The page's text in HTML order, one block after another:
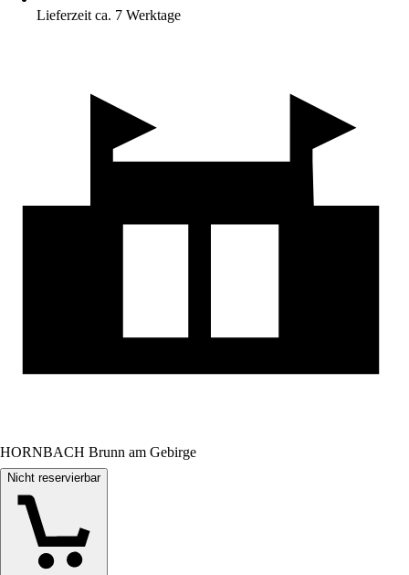
Lieferzeit ca. 7 Werktage
HORNBACH Brunn am Gebirge
Nicht reservierbar